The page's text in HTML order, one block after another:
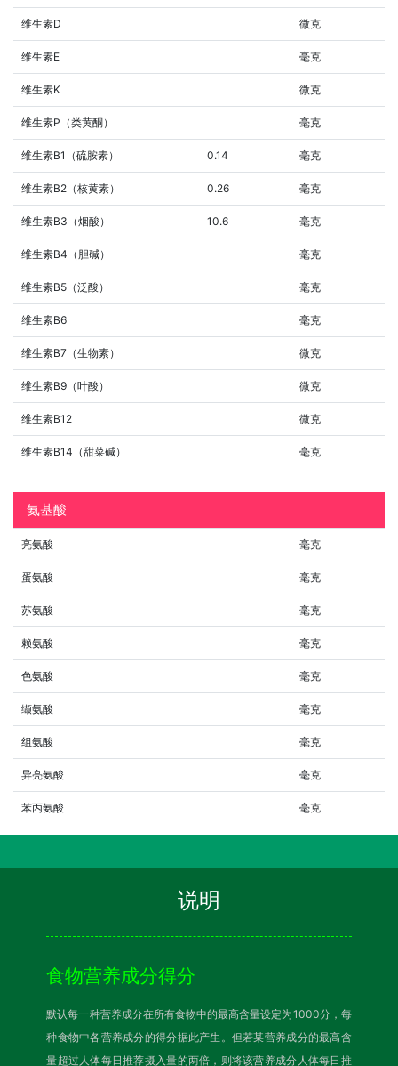
维生素D 微克
维生素E 毫克
维生素K 微克
维生素P（类黄酮） 毫克
维生素B1（硫胺素） 0.14 毫克
维生素B2（核黄素） 0.26 毫克
维生素B3（烟酸） 10.6 毫克
维生素B4（胆碱） 毫克
维生素B5（泛酸） 毫克
维生素B6 毫克
维生素B7（生物素） 微克
维生素B9（叶酸） 微克
维生素B12 微克
维生素B14（甜菜碱） 毫克
氨基酸
亮氨酸 毫克
蛋氨酸 毫克
苏氨酸 毫克
赖氨酸 毫克
色氨酸 毫克
缬氨酸 毫克
组氨酸 毫克
异亮氨酸 毫克
苯丙氨酸 毫克
说明
食物营养成分得分
默认每一种营养成分在所有食物中的最高含量设定为1000分，每
种食物中各营养成分的得分据此产生。但若某营养成分的最高含
量超过人体每日推荐摄入量的两倍，则将该营养成分人体每日推